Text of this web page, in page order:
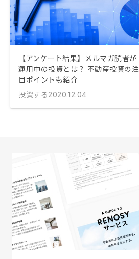
【アンケート結果】メルマガ読者が
運用中の投資とは？ 不動産投資の注
目ポイントも紹介
投資する2020.12.04